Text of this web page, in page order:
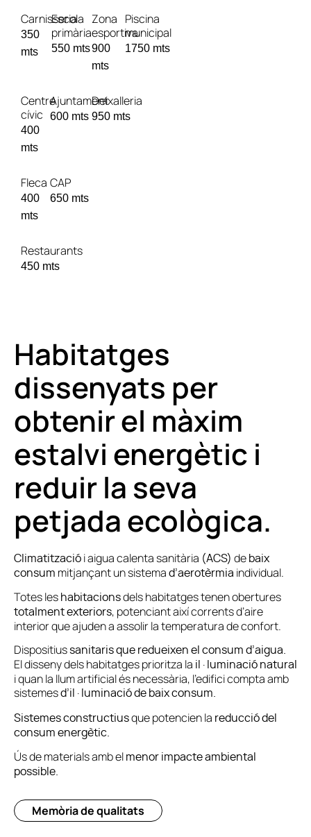
Carnisseria
350
mts
Escola
primària
550 mts
Zona
esportiva
900
mts
Piscina
municipal
1750 mts
Centre
cívic
400
mts
Ajuntament
600 mts
Deixalleria
950 mts
Fleca
400
mts
CAP
650 mts
Restaurants
450 mts
Habitatges
dissenyats per
obtenir el màxim
estalvi energètic i
reduir la seva
petjada ecològica.
Climatització i aigua calenta sanitària (ACS) de baix
consum mitjançant un sistema d’aerotèrmia individual.
Totes les habitacionsdels habitatges tenen obertures
totalment exteriors, potenciant així corrents d’aire
interior que ajuden a assolir la temperatura de confort.
Dispositiussanitaris que redueixen el consum d’aigua.
El disseny dels habitatges prioritza la il·luminació natural
i quan la llum artificial és necessària, l’edifici compta amb
sistemesd’il·luminació de baix consum.
Sistemes constructiusque potencien la reducció del
consum energètic.
Ús de materials amb el menor impacte ambiental
possible.
Memòria de qualitats